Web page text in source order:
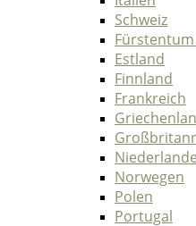
Schweiz
Estland
Finnland
Frankreich
Niederlande
Norwegen
Polen
Portugal